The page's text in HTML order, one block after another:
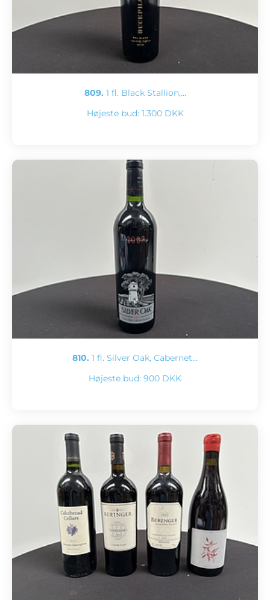
809. 1 fl. Black Stallion,…
Højeste bud: 1.300 DKK
810. 1 fl. Silver Oak, Cabernet…
Højeste bud: 900 DKK